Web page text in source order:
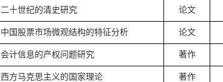
二十世纪的清史研究 论文
中国股票市场微观结构的特征分析 论文
会计信息的产权问题研究 著作
西方马克思主义的国家理论 著作